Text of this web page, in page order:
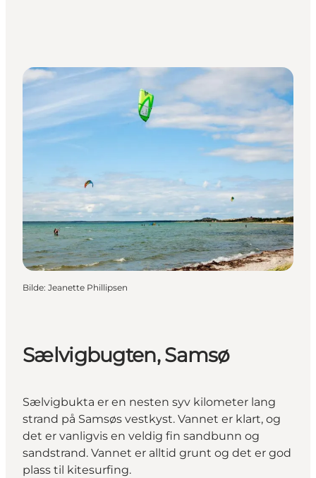
Bilde: Jeanette Phillipsen
Sælvigbugten, Samsø
Sælvigbukta er en nesten syv kilometer lang
strand på Samsøs vestkyst. Vannet er klart, og
det er vanligvis en veldig fin sandbunn og
sandstrand. Vannet er alltid grunt og det er god
plass til kitesurfing.